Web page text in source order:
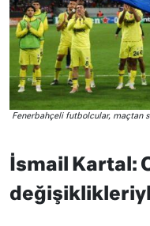
Fenerbahçeli futbolcular, maçtan
İsmail Kartal: